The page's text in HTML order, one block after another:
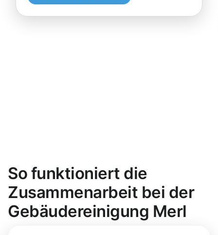
So funktioniert die
Zusammenarbeit bei der
Gebäudereinigung Merl